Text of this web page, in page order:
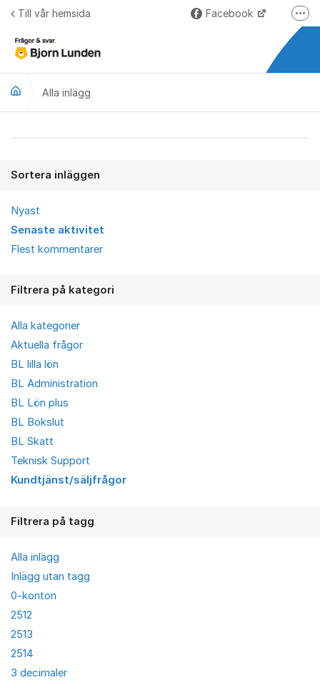
Hoppa till innehåll
Till vår hemsida Facebook
Alla inlägg
Sortera inläggen
Nyast
Senaste aktivitet
Flest kommentarer
Filtrera på kategori
Alla kategorier
Aktuella frågor
BL lilla lön
BL Administration
BL Lön plus
BL Bokslut
BL Skatt
Teknisk Support
Kundtjänst/säljfrågor
Filtrera på tagg
Alla inlägg
Inlägg utan tagg
0-konton
2512
2513
2514
3 decimaler